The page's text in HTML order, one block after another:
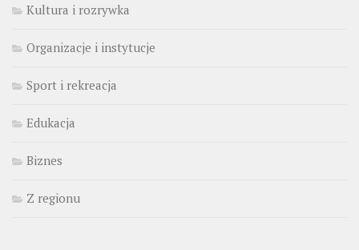
Kultura i rozrywka
Organizacje i instytucje
Sport i rekreacja
Edukacja
Biznes
Z regionu